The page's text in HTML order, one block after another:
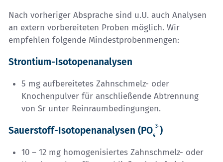
Nach vorheriger Absprache sind u.U. auch Analysen
an extern vorbereiteten Proben möglich. Wir
empfehlen folgende Mindestprobenmengen:
Strontium-Isotopenanalysen
5 mg aufbereitetes Zahnschmelz- oder
Knochenpulver für anschließende Abtrennung
von Sr unter Reinraumbedingungen.
Sauerstoff-Isotopenanalysen (PO4
3-)
10 – 12 mg homogenisiertes Zahnschmelz- oder